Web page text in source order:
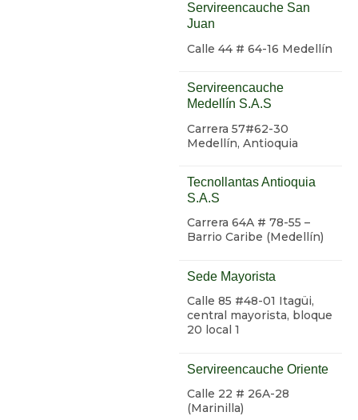
Servireencauche San
Juan
Calle 44 # 64-16 Medellín
Servireencauche
Medellín S.A.S
Carrera 57#62-30
Medellín, Antioquia
Tecnollantas Antioquia
S.A.S
Carrera 64A # 78-55 –
Barrio Caribe (Medellín)
Sede Mayorista
Calle 85 #48-01 Itagüi,
central mayorista, bloque
20 local 1
Servireencauche Oriente
Calle 22 # 26A-28
(Marinilla)